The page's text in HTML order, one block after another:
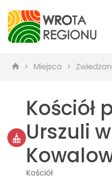
Miejsca
Kościół
Urszuli w
Kościół